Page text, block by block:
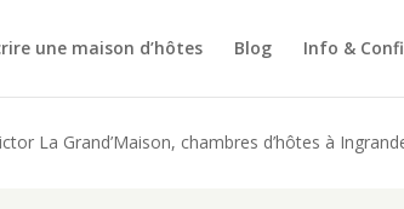
une maison d’hôtes Blog Info &
La Grand’Maison, chambres d’hôtes à